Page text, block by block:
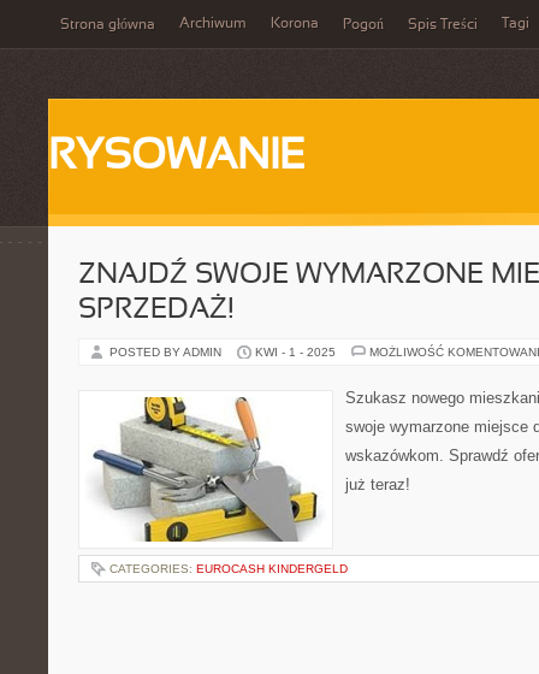
Strona główna Archiwum Korona Pogoń Spis Treści Tagi
RYSOWANIE
ZNAJDŹ SWOJE WYMARZONE
SPRZEDAŻ!
POSTED BY ADMIN KWI - 1 - 2025 MOŻLIWOŚĆ
Szukasz nowego
swoje wymarzone miejsce
wskazówkom. Sprawdź
już teraz!
CATEGORIES: EUROCASH KINDERGELD